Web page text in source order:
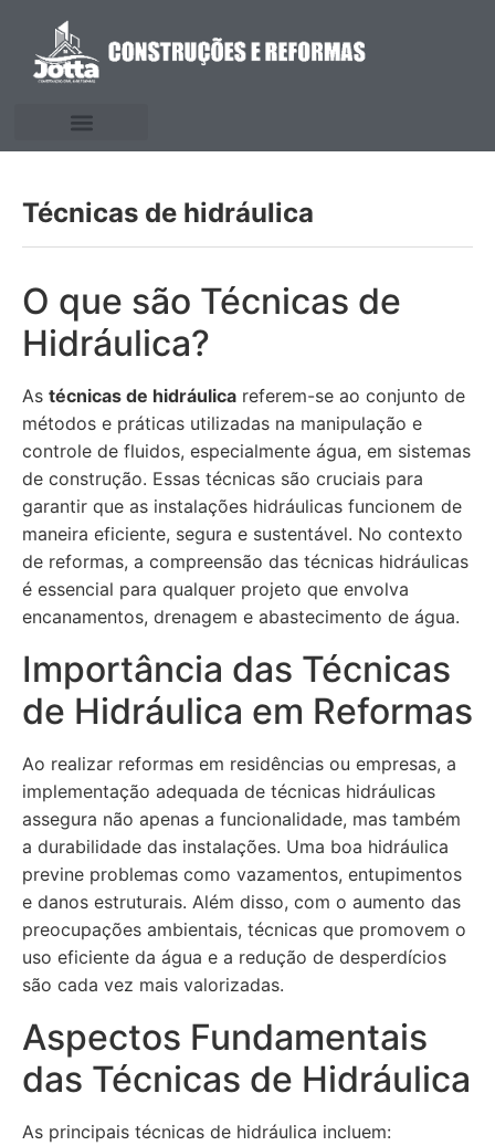
Técnicas de hidráulica
O que são Técnicas de
Hidráulica?
As técnicas de hidráulica referem-se ao conjunto de
métodos e práticas utilizadas na manipulação e
controle de fluidos, especialmente água, em sistemas
de construção. Essas técnicas são cruciais para
garantir que as instalações hidráulicas funcionem de
maneira eficiente, segura e sustentável. No contexto
de reformas, a compreensão das técnicas hidráulicas
é essencial para qualquer projeto que envolva
encanamentos, drenagem e abastecimento de água.
Importância das Técnicas
de Hidráulica em Reformas
Ao realizar reformas em residências ou empresas, a
implementação adequada de técnicas hidráulicas
assegura não apenas a funcionalidade, mas também
a durabilidade das instalações. Uma boa hidráulica
previne problemas como vazamentos, entupimentos
e danos estruturais. Além disso, com o aumento das
preocupações ambientais, técnicas que promovem o
uso eficiente da água e a redução de desperdícios
são cada vez mais valorizadas.
Aspectos Fundamentais
das Técnicas de Hidráulica
As principais técnicas de hidráulica incluem: